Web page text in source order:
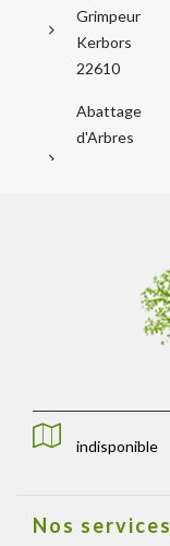
Grimpeur
Kerbors
22610
Abattage
d'Arbres
indisponible
Nos services